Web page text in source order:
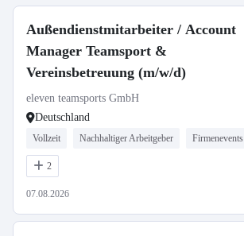
Außendienstmitarbeiter / Account
Manager Teamsport &
Vereinsbetreuung (m/w/d)
eleven teamsports GmbH
Deutschland
Vollzeit Nachhaltiger Arbeitgeber Firmenevents
2
07.08.2026